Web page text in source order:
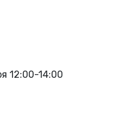
12:00-14:00